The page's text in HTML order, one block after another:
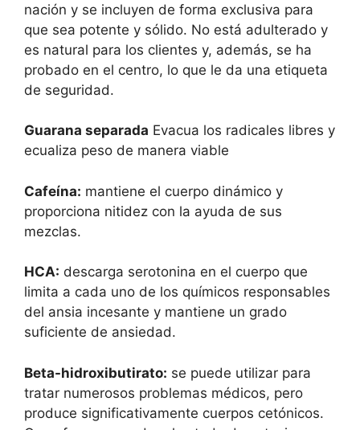
nación y se incluyen de forma exclusiva para
que sea potente y sólido. No está adulterado y
es natural para los clientes y, además, se ha
probado en el centro, lo que le da una etiqueta
de seguridad.
Guarana separada Evacua los radicales libres y
ecualiza peso de manera viable
Cafeína: mantiene el cuerpo dinámico y
proporciona nitidez con la ayuda de sus
mezclas.
HCA: descarga serotonina en el cuerpo que
limita a cada uno de los químicos responsables
del ansia incesante y mantiene un grado
suficiente de ansiedad.
Beta-hidroxibutirato: se puede utilizar para
tratar numerosos problemas médicos, pero
produce significativamente cuerpos cetónicos.